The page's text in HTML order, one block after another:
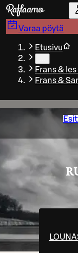
Siirry pääsisältöön
Varaa pöytä
Etusivu
Frans &
Frans &